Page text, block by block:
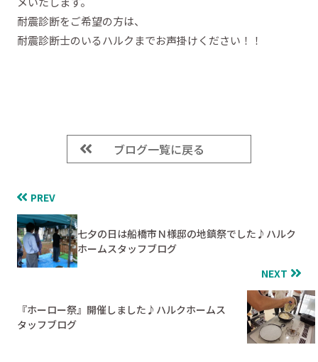
耐震診断をご希望の方は、
耐震診断士のいるハルクまでお声掛けください！！
ブログ一覧に戻る
PREV
七夕の日は船橋市Ｎ様邸の地鎮祭でした♪ハルク
ホームスタッフブログ
NEXT
『ホーロー祭』開催しました♪ハルクホームス
タッフブログ